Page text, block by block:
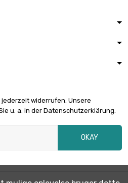
widerrufen. Unsere
u. a. in der Datenschutzerklärung.
OKAY